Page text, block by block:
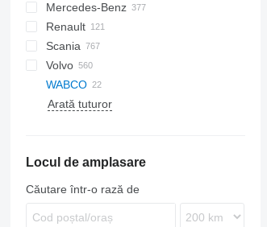
LF
XF
Transit
EuroCargo
EuroStar
Eurotech
Eurotrakker
S-Way
Stralis
A-series
TGA
TGL
TGM
TGS
TGX
Mercedes-Benz
A-Class
Actros
Antos
Arocs
Atego
Sprinter
Canter
Canter
L-series
Atleon
Cabstar
Vanette
Movano
Renault
Kerax
Magnum
Master
Midlum
Scania
R-series
S-series
Golf
LT
Polo
Volvo
B-series
FE
FM
SD
VNL
WABCO
Arată tuturor
Locul de amplasare
Căutare într-o rază de